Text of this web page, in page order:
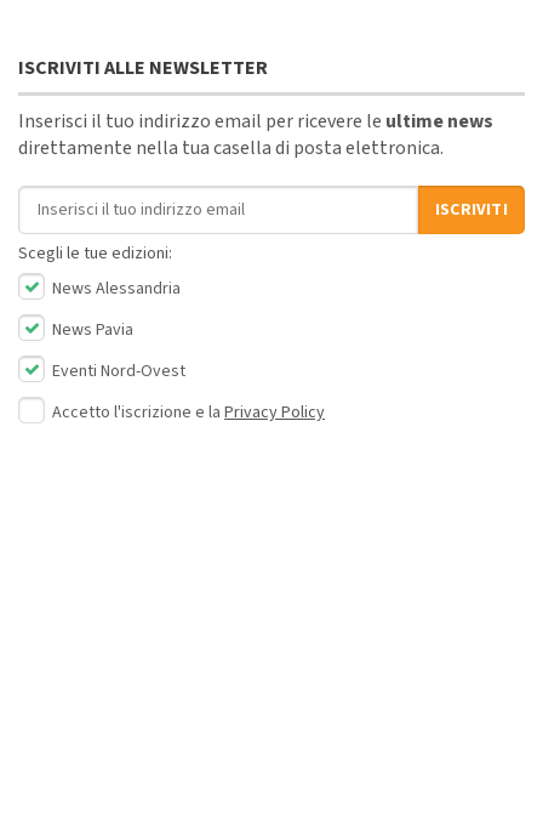
ISCRIVITI ALLE NEWSLETTER
Inserisci il tuo indirizzo email per ricevere le ultime news
direttamente nella tua casella di posta elettronica.
Indirizzo email
ISCRIVITI
Scegli le tue edizioni:
News Alessandria
News Pavia
Eventi Nord-Ovest
Accetto l'iscrizione e la Privacy Policy